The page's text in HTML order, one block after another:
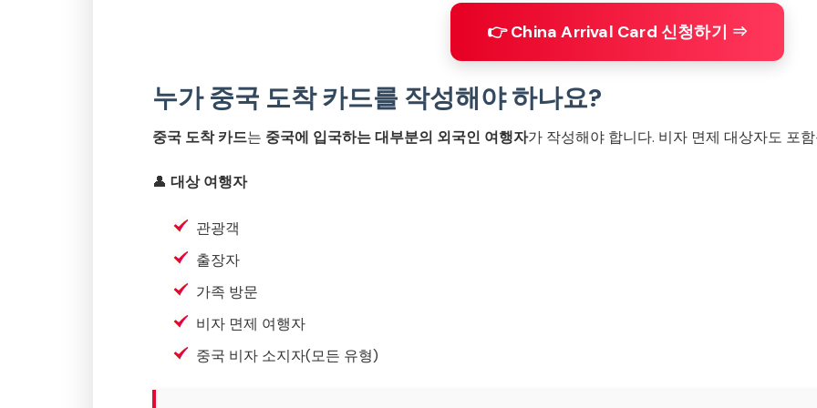
👉 China Arrival Card 신청하기 ⇒
누가 중국 도착 카드를 작성해야 하나요?
중국 도착 카드는 중국에 입국하는 대부분의 외국인 여행자가 작성해야 합니다. 비자 면제 대상자도 포
👤 대상 여행자
관광객
출장자
가족 방문
비자 면제 여행자
중국 비자 소지자(모든 유형)